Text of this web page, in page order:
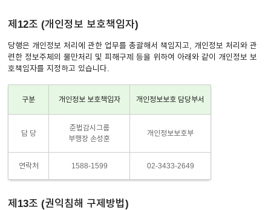
제12조 (개인정보 보호책임자)
당행은 개인정보 처리에 관한 업무를 총괄해서 책임지고, 개인정보 처리와 관
련한 정보주체의 불만처리 및 피해구제 등을 위하여 아래와 같이 개인정보 보
호책임자를 지정하고 있습니다.
구분 개인정보 보호책임자 개인정보보호 담당부서
담 당
준법감시그룹
부행장 손성훈
개인정보보호부
연락처 1588-1599 02-3433-2649
제13조 (권익침해 구제방법)